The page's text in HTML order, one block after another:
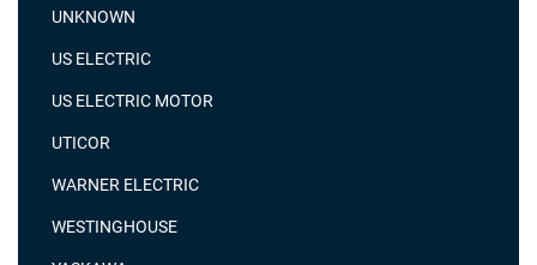
UNKNOWN
US ELECTRIC
US ELECTRIC MOTOR
UTICOR
WARNER ELECTRIC
WESTINGHOUSE